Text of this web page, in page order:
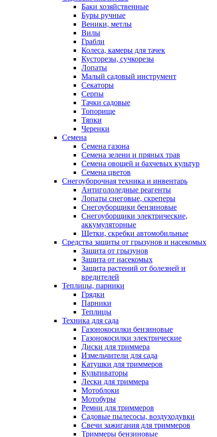
Баки хозяйственные
Буры ручные
Веники, метлы
Вилы
Грабли
Колеса, камеры для тачек
Кусторезы, сучкорезы
Лопаты
Малый садовый инструмент
Секаторы
Серпы
Тачки садовые
Топорище
Тяпки
Черенки
Семена
Семена газона
Семена зелени и пряных трав
Семена овощей и бахчевых культур
Семена цветов
Снегоуборочная техника и инвентарь
Антигололедные реагенты
Лопаты снеговые, скреперы
Снегоуборщики бензиновые
Снегоуборщики электрические,
аккумуляторные
Щетки, скребки автомобильные
Средства защиты от грызунов и насекомых
Защита от грызунов
Защита от насекомых
Защита растений от болезней и
вредителей
Теплицы, парники
Грядки
Парники
Теплицы
Техника для сада
Газонокосилки бензиновые
Газонокосилки электрические
Диски для триммера
Измельчители для сада
Катушки для триммеров
Культиваторы
Лески для триммера
Мотоблоки
Мотобуры
Ремни для триммеров
Садовые пылесосы, воздуходувки
Свечи зажигания для триммеров
Триммеры бензиновые